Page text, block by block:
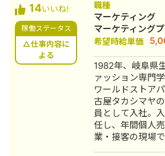
年4月〜 Webマ
系クライアント
月 これまでの経
株式会社プラマ
ージ：https://
（※一部抜粋） #
サービスにて、
な事例が複数あ
代行サービス「
StockSunサロン
・ベンチャー企
ーケティング支
運用、LP制作を
14いいね!
稼働ステータス
△仕事内容に
よる
職種
マーケティング
マーケティング
希望時給単価
1982年、岐阜県
ァッション専門学校卒業
ワールドストアパ
古屋タカシマヤ
員として入社。
任し、年間個人
業・接客の現場